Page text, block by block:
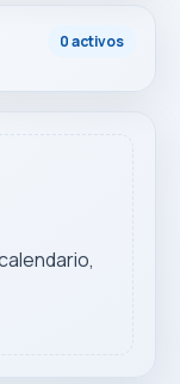
0 activos